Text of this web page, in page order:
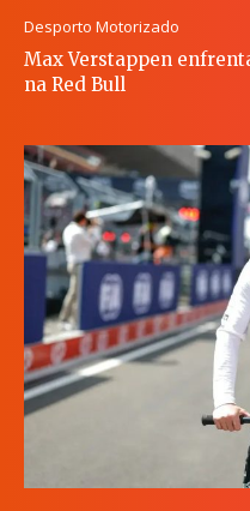
Desporto Motorizado
Max Verstappen
na Red Bull